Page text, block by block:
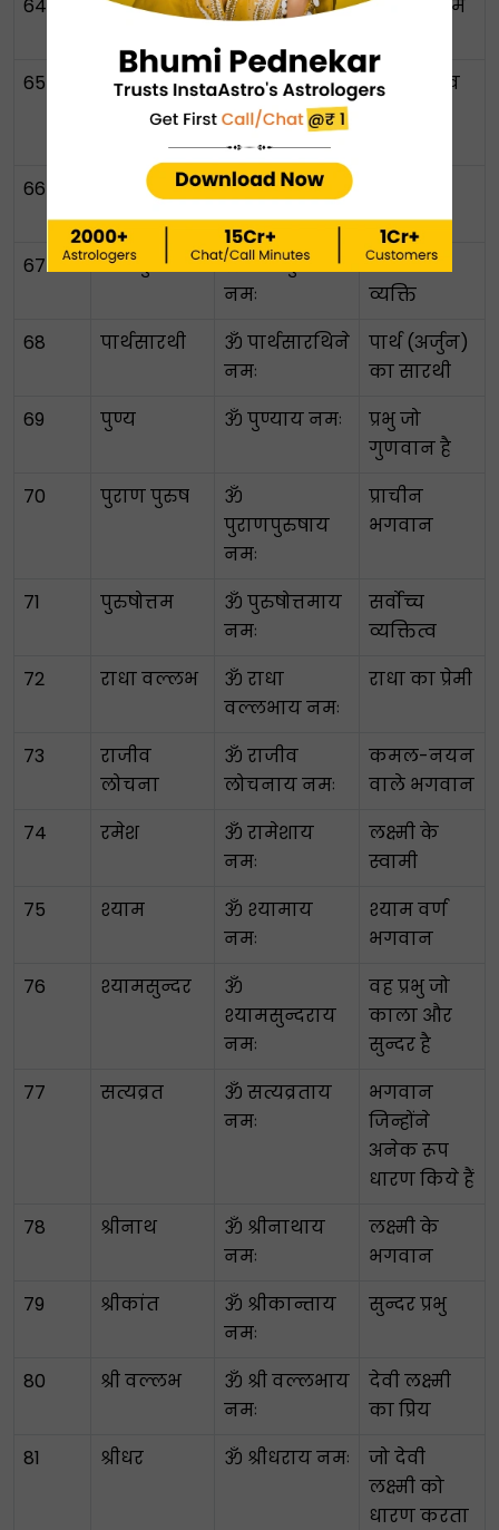
64 परब्रह्मण
ॐ परब्रह्मणाय
सर्वोच्च परम
65
परमात्मा
ॐ परमात्मने
नमः
प्रत्येक जीव
66
परमेश्वर
ॐ परमेश्वराय
नमः
67 परमपुरुष
ॐ परमपुरुषाय
नमः
सर्वोच्च
व्यक्ति
68
पार्थसारथी
ॐ पार्थसारथिने
नमः
पार्थ (अर्जुन)
का सारथी
69
पुण्य ॐ पुण्याय नमः
प्रभु जो
गुणवान है
70
पुराण पुरुष
ॐ
पुराणपुरुषाय
नमः
प्राचीन
भगवान
71 पुरुषोत्तम
ॐ पुरुषोत्तमाय
नमः
सर्वोच्च
व्यक्तित्व
72
राधा वल्लभ
ॐ राधा
वल्लभाय नमः
राधा का प्रेमी
73
राजीव
लोचना
ॐ राजीव
लोचनाय नमः
कमल-नयन
वाले भगवान
74
रमेश
ॐ रामेशाय
नमः
लक्ष्मी के
स्वामी
75
श्याम
ॐ श्यामाय
नमः
श्याम वर्ण
भगवान
76
श्यामसुन्दर
ॐ
श्यामसुन्दराय
नमः
वह प्रभु जो
काला और
सुन्दर है
77
सत्यव्रत
ॐ सत्यव्रताय
नमः
भगवान
जिन्होंने
अनेक रूप
धारण किये हैं
78
श्रीनाथ
ॐ श्रीनाथाय
नमः
लक्ष्मी के
भगवान
79
श्रीकांत
ॐ श्रीकान्ताय
नमः
सुन्दर प्रभु
80 श्री वल्लभ
ॐ श्री वल्लभाय
नमः
देवी लक्ष्मी
का प्रिय
81
श्रीधर ॐ श्रीधराय नमः
जो देवी
लक्ष्मी को
धारण करता